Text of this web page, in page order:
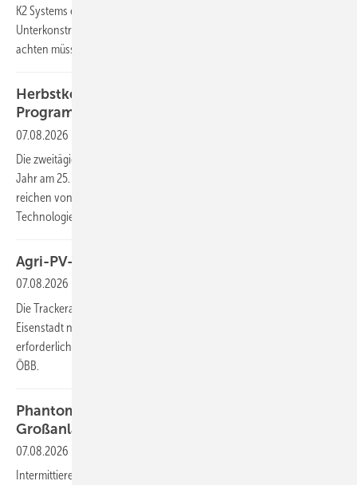
K2 Systems erfahren Sie, welche Möglichkeiten die Anbieter von
Unterkonstruktionen bieten und worauf Handwerker und Planer
achten müssen.
Herbstkonferenz von PV Austria und TPPV: Das
Programm steht
07.08.2026
Die zweitägige Photovoltaik- und Speichertagung findet in diesem
Jahr am 25. und 26. November in Villach statt. Die Schwerpunkte
reichen von KI-Anwendungen für die Photovoltaik über die neuesten
Technologieentwicklungen bis zu den aktuellen Rahmenbedingungen.
Agri-PV-Anlage liefert Bahnstrom für die ÖBB
07.08.2026
Die Trackeranlage wurde in unmittelbarer Nähe der Bahnstrecke von
Eisenstadt nach Neusiedl am See gebaut. Der Strom fließt mit der
erforderlichen Frequenz von 16,7 Hertz direkt ins Bahnstromnetz der
ÖBB.
Phantomfehler: Effiziente Erdschlussortung in
Großanlagen
07.08.2026
Intermittierende Isolationsfehler erhöhen den Aufwand für O&M-